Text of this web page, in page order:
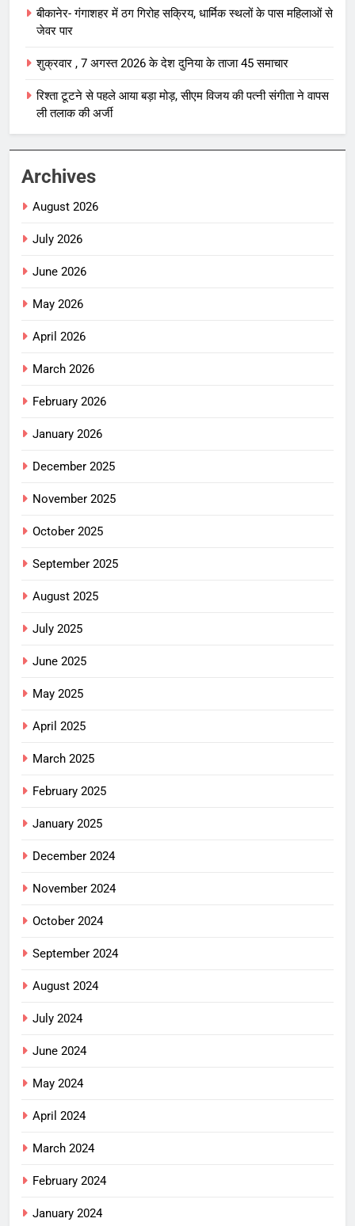
बीकानेर- गंगाशहर में ठग गिरोह सक्रिय, धार्मिक स्थलों के पास महिलाओं से
जेवर पार
शुक्रवार , 7 अगस्त 2026 के देश दुनिया के ताजा 45 समाचार
रिश्ता टूटने से पहले आया बड़ा मोड़, सीएम विजय की पत्नी संगीता ने वापस
ली तलाक की अर्जी
Archives
August 2026
July 2026
June 2026
May 2026
April 2026
March 2026
February 2026
January 2026
December 2025
November 2025
October 2025
September 2025
August 2025
July 2025
June 2025
May 2025
April 2025
March 2025
February 2025
January 2025
December 2024
November 2024
October 2024
September 2024
August 2024
July 2024
June 2024
May 2024
April 2024
March 2024
February 2024
January 2024